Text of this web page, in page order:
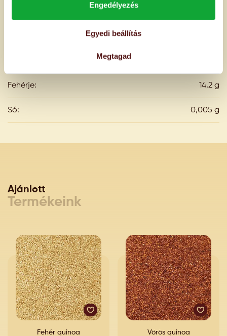
Engedélyezés
Egyedi beállítás
Megtagad
Fehérje: 14,2 g
Só: 0,005 g
Ajánlott
Termékeink
Fehér quinoa Vörös quinoa